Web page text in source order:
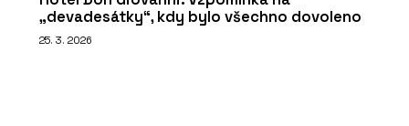
„devadesátky“, kdy bylo všechno dovoleno
25. 3. 2026